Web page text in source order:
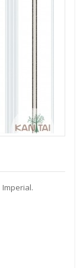
Imperial.